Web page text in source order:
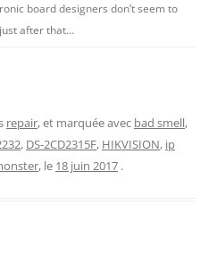
board designers don’t seem to
after that…
repair, et marquée avec bad smell,
, DS-2CD2315F, HIKVISION, ip
, le 18 juin 2017 .